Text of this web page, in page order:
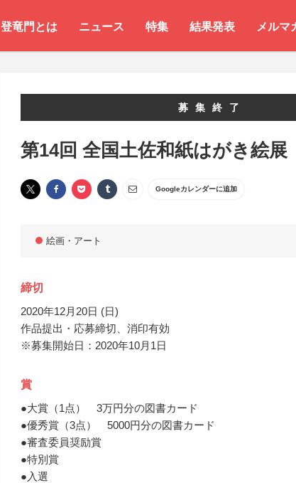
登竜門とは ニュース 特集 結果発表 メルマ
募集終了
第14回 全国土佐和紙はがき絵展
Googleカレンダーに追加
絵画・アート
締切
2020年12月20日 (日)
作品提出・応募締切、消印有効
※募集開始日：2020年10月1日
賞
●大賞（1点） 3万円分の図書カード
●優秀賞（3点） 5000円分の図書カード
●審査委員奨励賞
●特別賞
●入選